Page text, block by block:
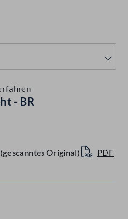
- BR
Original) PDF